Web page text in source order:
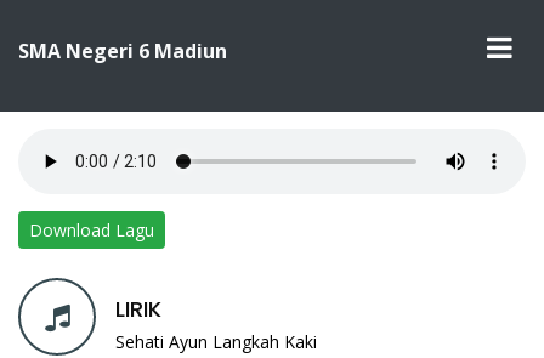
SMA Negeri 6 Madiun
Gita Smasix
LIRIK
Sehati Ayun Langkah Kaki
Download Lagu